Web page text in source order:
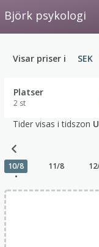
Björk psykologi
Visar priser i
Platser
2 st
Tider visas i tidszon
10/8
•
11/8